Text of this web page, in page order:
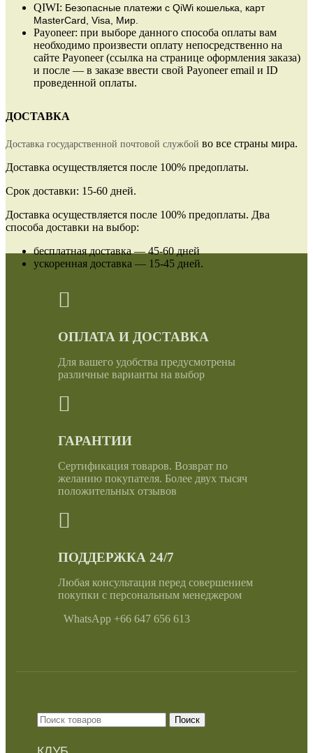
QIWI: Безопасные платежи с QiWi кошелька, карт
MasterCard, Visa, Мир.
Payoneer: при выборе данного способа оплаты вам
необходимо произвести оплату непосредственно на
сайте Payoneer (ссылка на странице оформления заказа)
и после — в заказе ввести свой Payoneer email и ID
проведенной оплаты.
ДОСТАВКА
Доставка государственной почтовой службой во все страны мира.
Доставка осуществляется после 100% предоплаты.
Срок доставки: 15-60 дней.
Доставка осуществляется после 100% предоплаты. Два
способа доставки на выбор:
бесплатная доставка — 45-60 дней
ускоренная доставка — 15-45 дней.
ОПЛАТА И ДОСТАВКА
Для вашего удобства предусмотрены
различные варианты на выбор
ГАРАНТИИ
Сертификация товаров. Возврат по
желанию покупателя. Более двух тысяч
положительных отзывов
ПОДДЕРЖКА 24/7
Любая консультация перед совершением
покупки с персональным менеджером
WhatsApp +66 647 656 613
Поиск